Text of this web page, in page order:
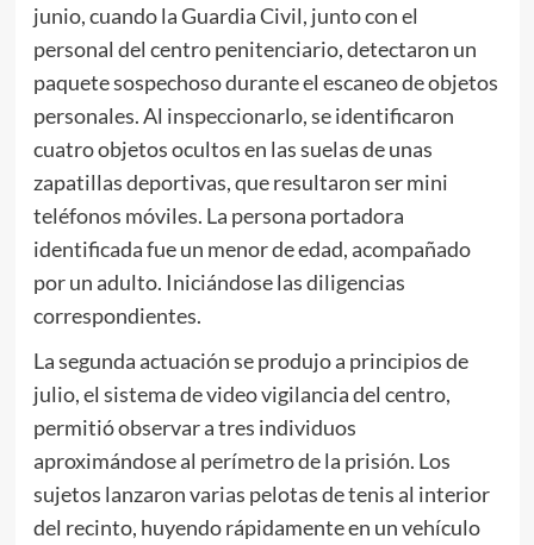
junio, cuando la Guardia Civil, junto con el
personal del centro penitenciario, detectaron un
paquete sospechoso durante el escaneo de objetos
personales. Al inspeccionarlo, se identificaron
cuatro objetos ocultos en las suelas de unas
zapatillas deportivas, que resultaron ser mini
teléfonos móviles. La persona portadora
identificada fue un menor de edad, acompañado
por un adulto. Iniciándose las diligencias
correspondientes.
La segunda actuación se produjo a principios de
julio, el sistema de video vigilancia del centro,
permitió observar a tres individuos
aproximándose al perímetro de la prisión. Los
sujetos lanzaron varias pelotas de tenis al interior
del recinto, huyendo rápidamente en un vehículo